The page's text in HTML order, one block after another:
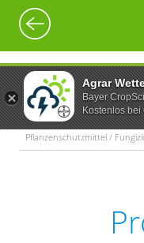
Agrar
Bayer
Kostenlos bei
Pflanzenschutzmittel /